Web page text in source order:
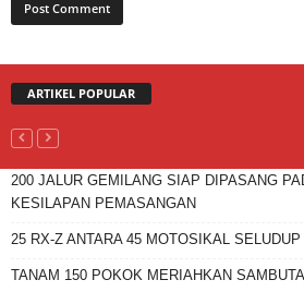
ARTIKEL POPULAR
200 JALUR GEMILANG SIAP DIPASANG
KESILAPAN PEMASANGAN
25 RX-Z ANTARA 45 MOTOSIKAL
TANAM 150 POKOK MERIAHKAN